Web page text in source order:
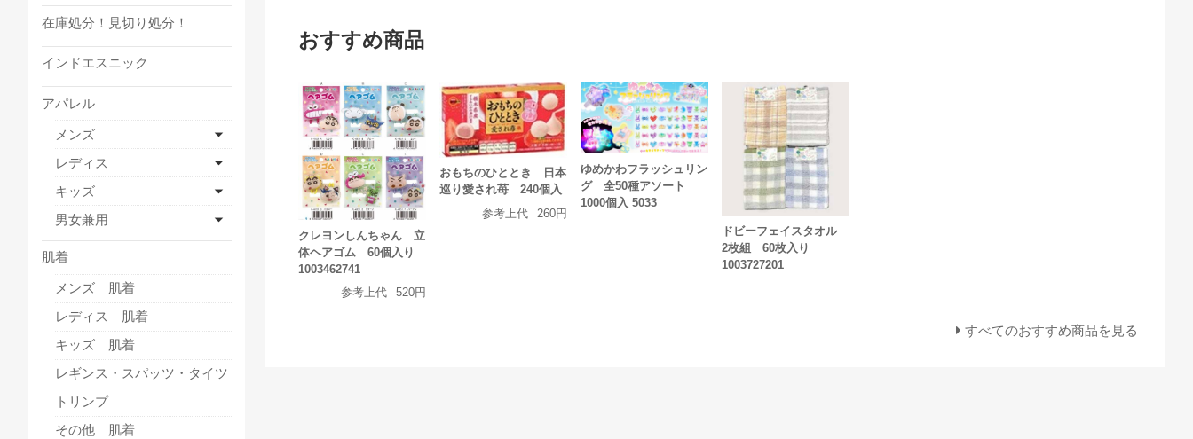
おすすめ商品
クレヨンしんちゃん 立
体ヘアゴム 60個入り
1003462741
参考上代
520円
おもちのひととき 日本
巡り愛され苺 240個入
参考上代
260円
ゆめかわフラッシュリン
グ 全50種アソート
1000個入 5033
ドビーフェイスタオル
2枚組 60枚入り
1003727201
すべてのおすすめ商品を見る
在庫処分！見切り処分！
インドエスニック
アパレル
メンズ
レディス
キッズ
男女兼用
肌着
メンズ 肌着
レディス 肌着
キッズ 肌着
レギンス・スパッツ・タイツ
トリンプ
その他 肌着